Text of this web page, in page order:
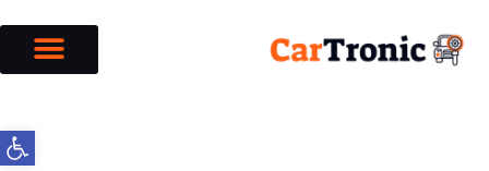
פתח
שיפוץ / החלפת סליל כרית אוויר הונדה